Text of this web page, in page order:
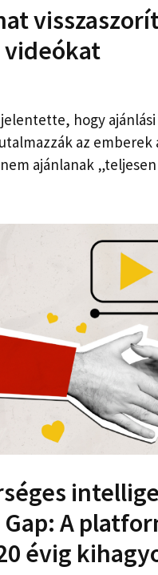
hogy
az
ajánlanak „teljesen
Gap: A
évig